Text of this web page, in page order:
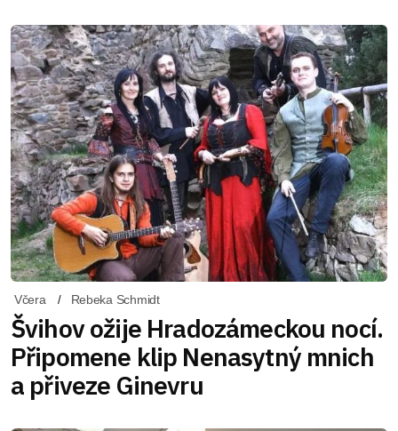
Včera Rebeka Schmidt
Švihov ožije Hradozámeckou nocí.
Připomene klip Nenasytný mnich
a přiveze Ginevru